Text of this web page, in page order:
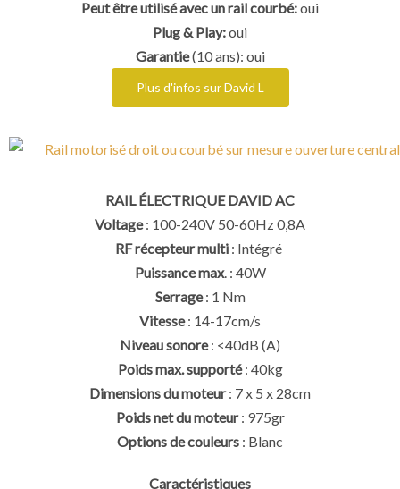
Peut être utilisé avec un rail courbé:oui
Plug & Play:oui
Garantie(10 ans): oui
Plus d'infos sur David L
RAIL ÉLECTRIQUE DAVID AC
Voltage: 100-240V 50-60Hz 0,8A
RF récepteur multi : Intégré
Puissance max. : 40W
Serrage: 1 Nm
Vitesse: 14-17cm/s
Niveau sonore: <40dB (A)
Poids max. supporté: 40kg
Dimensions du moteur: 7 x 5 x 28cm
Poids net du moteur: 975gr
Options de couleurs : Blanc
Caractéristiques